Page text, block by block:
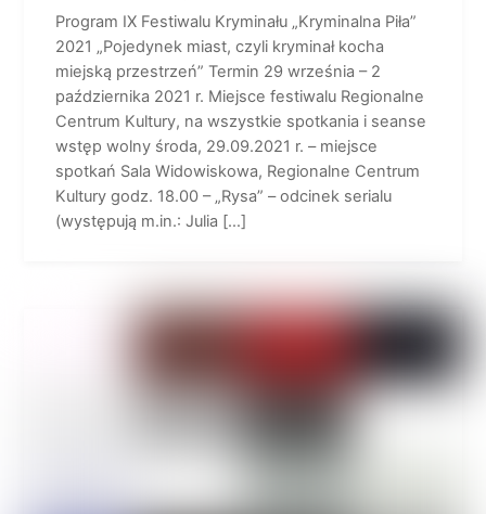
Program IX Festiwalu Kryminału „Kryminalna Piła”
2021 „Pojedynek miast, czyli kryminał kocha
miejską przestrzeń” Termin 29 września – 2
października 2021 r. Miejsce festiwalu Regionalne
Centrum Kultury, na wszystkie spotkania i seanse
wstęp wolny środa, 29.09.2021 r. – miejsce
spotkań Sala Widowiskowa, Regionalne Centrum
Kultury godz. 18.00 – „Rysa” – odcinek serialu
(występują m.in.: Julia […]